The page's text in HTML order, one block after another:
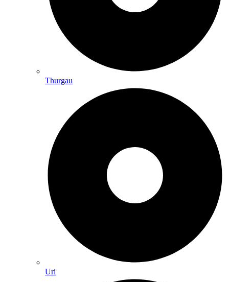
Thurgau
Uri